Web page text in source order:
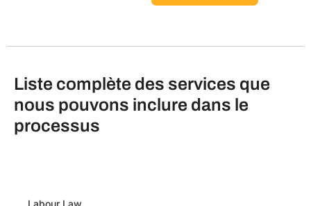
Liste complète des services que
nous pouvons inclure dans le
processus